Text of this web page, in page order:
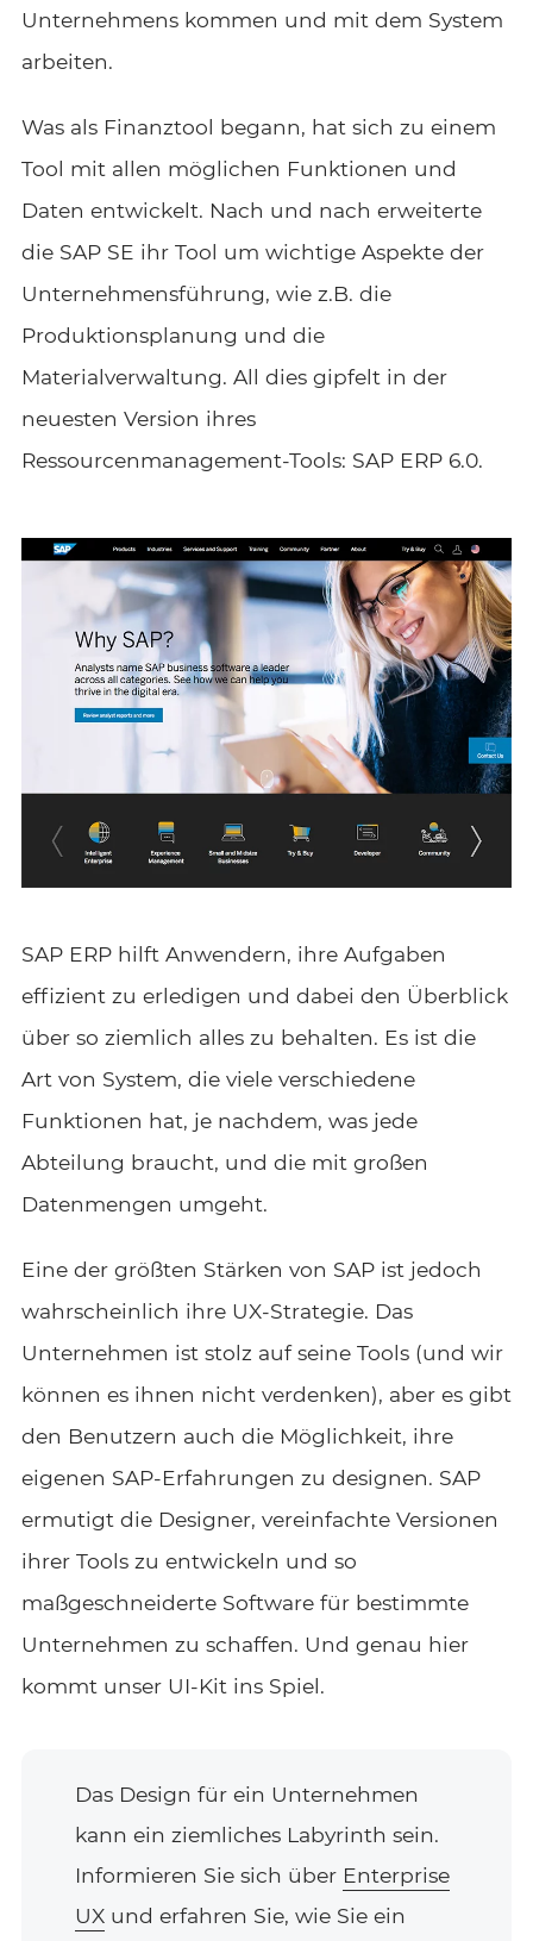
Unternehmens kommen und mit dem System
arbeiten.
Was als Finanztool begann, hat sich zu einem
Tool mit allen möglichen Funktionen und
Daten entwickelt. Nach und nach erweiterte
die SAP SE ihr Tool um wichtige Aspekte der
Unternehmensführung, wie z.B. die
Produktionsplanung und die
Materialverwaltung. All dies gipfelt in der
neuesten Version ihres
Ressourcenmanagement-Tools: SAP ERP 6.0.
SAP ERP hilft Anwendern, ihre Aufgaben
effizient zu erledigen und dabei den Überblick
über so ziemlich alles zu behalten. Es ist die
Art von System, die viele verschiedene
Funktionen hat, je nachdem, was jede
Abteilung braucht, und die mit großen
Datenmengen umgeht.
Eine der größten Stärken von SAP ist jedoch
wahrscheinlich ihre UX-Strategie. Das
Unternehmen ist stolz auf seine Tools (und wir
können es ihnen nicht verdenken), aber es gibt
den Benutzern auch die Möglichkeit, ihre
eigenen SAP-Erfahrungen zu designen. SAP
ermutigt die Designer, vereinfachte Versionen
ihrer Tools zu entwickeln und so
maßgeschneiderte Software für bestimmte
Unternehmen zu schaffen. Und genau hier
kommt unser UI-Kit ins Spiel.
Das Design für ein Unternehmen
kann ein ziemliches Labyrinth sein.
Informieren Sie sich über Enterprise
UXund erfahren Sie, wie Sie ein